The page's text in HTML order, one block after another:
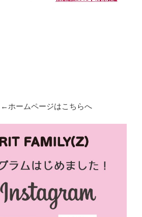
ームページはこちらへ